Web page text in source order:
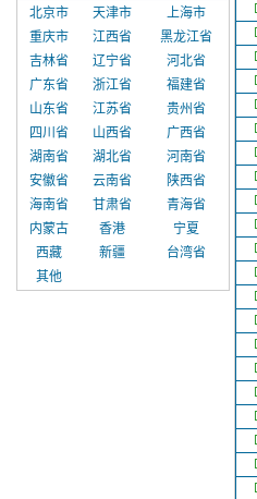
北京市
天津市
上海市
重庆市
江西省
黑龙江省
吉林省
辽宁省
河北省
广东省
浙江省
福建省
山东省
江苏省
贵州省
四川省
山西省
广西省
湖南省
湖北省
河南省
安徽省
云南省
陕西省
海南省
甘肃省
青海省
内蒙古
香港
宁夏
西藏
新疆
台湾省
其他